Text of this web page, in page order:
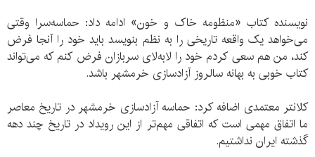
نویسنده کتاب «منظومه خاک و خون» ادامه داد: حماسه‌سرا وقتی
می‌خواهد یک واقعه تاریخی را به نظم بنویسد باید خود را آنجا فرض
کند، من هم سعی کردم خود را لابه‌لای سربازان فرض کنم که می‌تواند
کتاب خوبی به بهانه سالروز آزادسازی خرمشهر باشد.
کلانتر معتمدی اضافه کرد: حماسه آزادسازی خرمشهر در تاریخ معاصر
ما اتفاق مهمی است که اتفاقی مهم‌تر از این رویداد در تاریخ چند دهه
گذشته ایران نداشتیم.